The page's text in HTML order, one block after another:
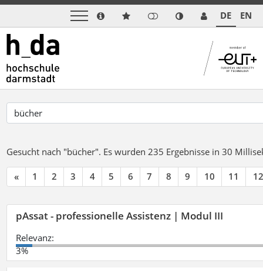
DE EN
Gesucht nach "bücher". Es wurden 235 Ergebnisse in 30
« 1 2 3 4 5 6 7 8 9 10 11 12
pAssat - professionelle Assistenz | Modul III
Relevanz:
3%